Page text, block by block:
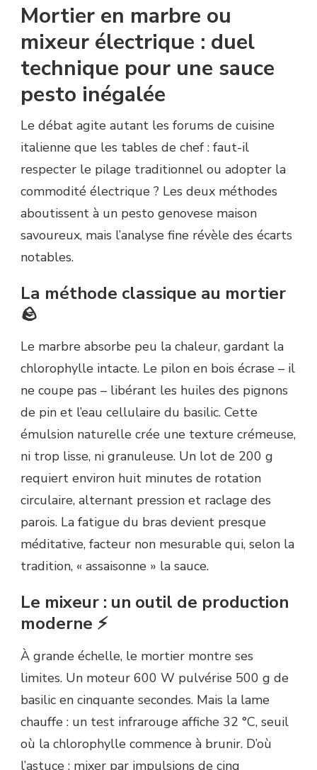
Mortier en marbre ou
mixeur électrique : duel
technique pour une sauce
pesto inégalée
Le débat agite autant les forums de cuisine
italienne que les tables de chef : faut-il
respecter le pilage traditionnel ou adopter la
commodité électrique ? Les deux méthodes
aboutissent à un pesto genovese maison
savoureux, mais l’analyse fine révèle des écarts
notables.
La méthode classique au mortier
🪨
Le marbre absorbe peu la chaleur, gardant la
chlorophylle intacte. Le pilon en bois écrase – il
ne coupe pas – libérant les huiles des pignons
de pin et l’eau cellulaire du basilic. Cette
émulsion naturelle crée une texture crémeuse,
ni trop lisse, ni granuleuse. Un lot de 200 g
requiert environ huit minutes de rotation
circulaire, alternant pression et raclage des
parois. La fatigue du bras devient presque
méditative, facteur non mesurable qui, selon la
tradition, « assaisonne » la sauce.
Le mixeur : un outil de production
moderne ⚡
À grande échelle, le mortier montre ses
limites. Un moteur 600 W pulvérise 500 g de
basilic en cinquante secondes. Mais la lame
chauffe : un test infrarouge affiche 32 °C, seuil
où la chlorophylle commence à brunir. D’où
l’astuce : mixer par impulsions de cinq